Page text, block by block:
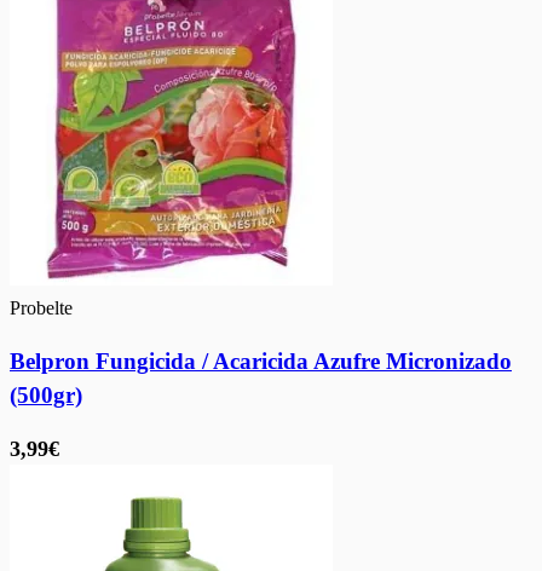
Probelte
Belpron Fungicida / Acaricida Azufre Micronizado
(500gr)
3,99€